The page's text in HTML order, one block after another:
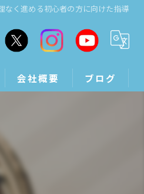
なく進める初心者の方に向けた指導
会社概要 ブログ